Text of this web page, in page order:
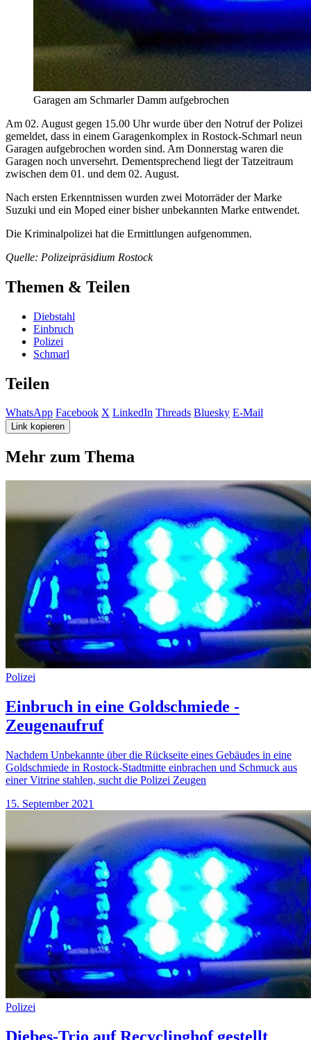
Garagen am Schmarler Damm aufgebrochen
Am 02. August gegen 15.00 Uhr wurde über den Notruf der Polizei
gemeldet, dass in einem Garagenkomplex in Rostock-Schmarl neun
Garagen aufgebrochen worden sind. Am Donnerstag waren die
Garagen noch unversehrt. Dementsprechend liegt der Tatzeitraum
zwischen dem 01. und dem 02. August.
Nach ersten Erkenntnissen wurden zwei Motorräder der Marke
Suzuki und ein Moped einer bisher unbekannten Marke entwendet.
Die Kriminalpolizei hat die Ermittlungen aufgenommen.
Quelle: Polizeipräsidium Rostock
Themen & Teilen
Diebstahl
Einbruch
Polizei
Schmarl
Teilen
WhatsApp Facebook X LinkedIn Threads Bluesky E-Mail
Link kopieren
Mehr zum Thema
Polizei
Einbruch in eine Goldschmiede -
Zeugenaufruf
Nachdem Unbekannte über die Rückseite eines Gebäudes in eine
Goldschmiede in Rostock-Stadtmitte einbrachen und Schmuck aus
einer Vitrine stahlen, sucht die Polizei Zeugen
15. September 2021
Polizei